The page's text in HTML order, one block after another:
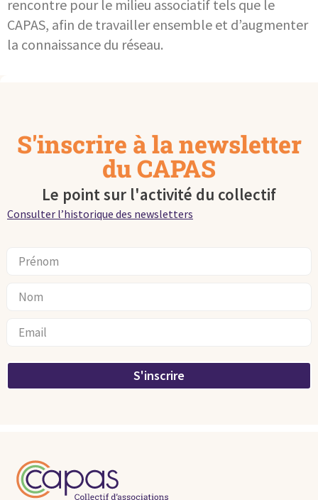
rencontre pour le milieu associatif tels que le
CAPAS, afin de travailler ensemble et d’augmenter
la connaissance du réseau.
S'inscrire à la newsletter
du CAPAS
Le point sur l'activité du collectif
Consulter l’historique des newsletters
S'inscrire